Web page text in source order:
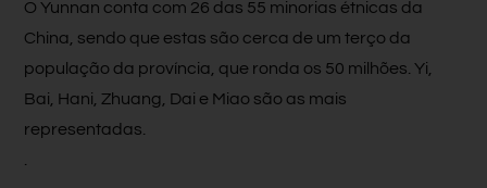
O Yunnan conta com 26 das 55 minorias étnicas da
China, sendo que estas são cerca de um terço da
população da província, que ronda os 50 milhões. Yi,
Bai, Hani, Zhuang, Dai e Miao são as mais
representadas.